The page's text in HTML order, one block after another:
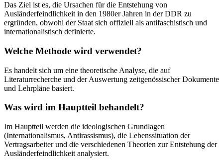
Das Ziel ist es, die Ursachen für die Entstehung von
Ausländerfeindlichkeit in den 1980er Jahren in der DDR zu
ergründen, obwohl der Staat sich offiziell als antifaschistisch und
internationalistisch definierte.
Welche Methode wird verwendet?
Es handelt sich um eine theoretische Analyse, die auf
Literaturrecherche und der Auswertung zeitgenössischer Dokumente
und Lehrpläne basiert.
Was wird im Hauptteil behandelt?
Im Hauptteil werden die ideologischen Grundlagen
(Internationalismus, Antirassismus), die Lebenssituation der
Vertragsarbeiter und die verschiedenen Theorien zur Entstehung der
Ausländerfeindlichkeit analysiert.